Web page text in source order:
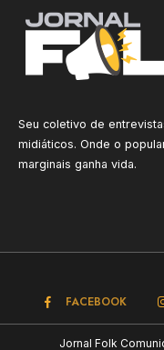
Seu coletivo de
midiáticos. Onde o
marginais ganha vida.
FACEBOOK
Jornal Folk